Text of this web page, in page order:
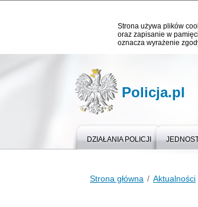
Strona używa plików
oraz zapisanie w
oznacza wyrażenie
Policja.pl
DZIAŁANIA POLICJI
Strona główna Aktualności